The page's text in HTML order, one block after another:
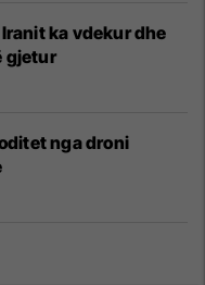
ka vdekur dhe
gjetur
nga droni